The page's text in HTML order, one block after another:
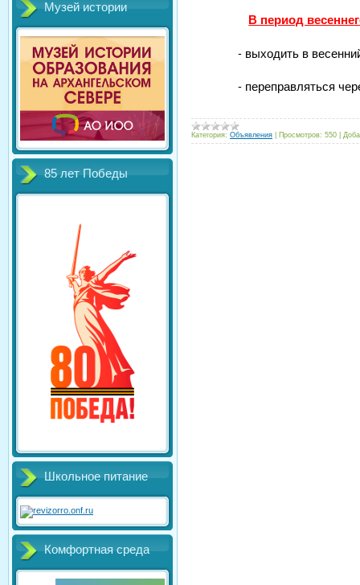
Музей истории
85 лет Победы
Школьное питание
Комфортная среда
В период
- выходить в
- переправляться
Категория: Объявления Просмотров: 550